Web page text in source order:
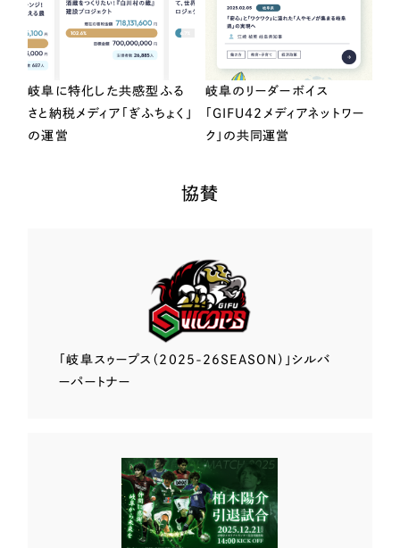
岐阜に特化した共感型ふる
さと納税メディア「ぎふちょく」
の運営
岐阜のリーダーボイス
「GIFU42メディアネットワー
ク」の共同運営
協賛
「岐阜スゥープス （2025-26SEASON）」 シルバ
ーパートナー